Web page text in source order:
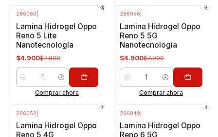
286060
Lamina Hidrogel Oppo
Reno 5 Lite
Nanotecnología
$4.900$7.900
Cantidad
Comprar ahora
286056
Lamina Hidrogel Oppo
Reno 5 5G
Nanotecnología
$4.900$7.900
Cantidad
Comprar ahora
286052
Lamina Hidrogel Oppo
Reno 5 4G
286049
Lamina Hidrogel Oppo
Reno 6 5G